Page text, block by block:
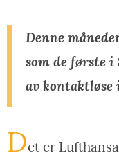
Denne
som de første
av
Det er